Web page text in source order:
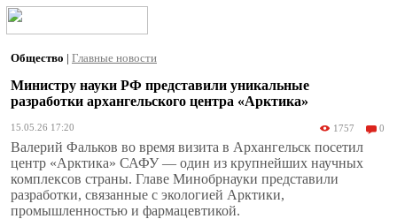
Общество | Главные новости
Министру науки РФ представили уникальные
разработки архангельского центра «Арктика»
15.05.26 17:20 1757 0
Валерий Фальков во время визита в Архангельск посетил
центр «Арктика» САФУ — один из крупнейших научных
комплексов страны. Главе Минобрнауки представили
разработки, связанные с экологией Арктики,
промышленностью и фармацевтикой.